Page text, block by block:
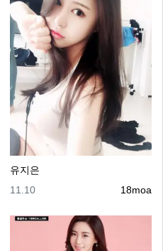
유지은
등록자
18moa
등록일
11.10